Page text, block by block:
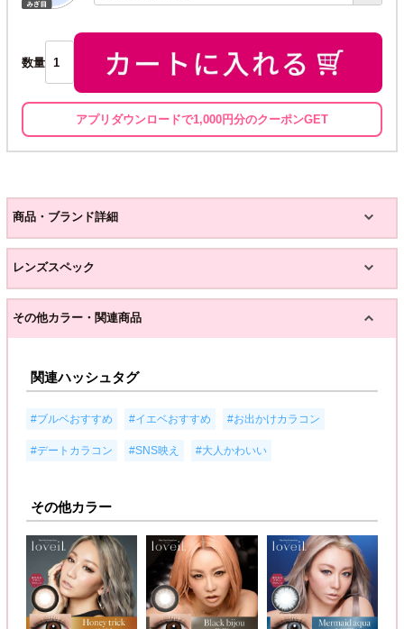
数量
アプリダウンロードで1,000円分のクーポンGET
商品・ブランド詳細
レンズスペック
その他カラー・関連商品
関連ハッシュタグ
#ブルベおすすめ #イエベおすすめ #お出かけカラコン
#デートカラコン #SNS映え #大人かわいい
その他カラー